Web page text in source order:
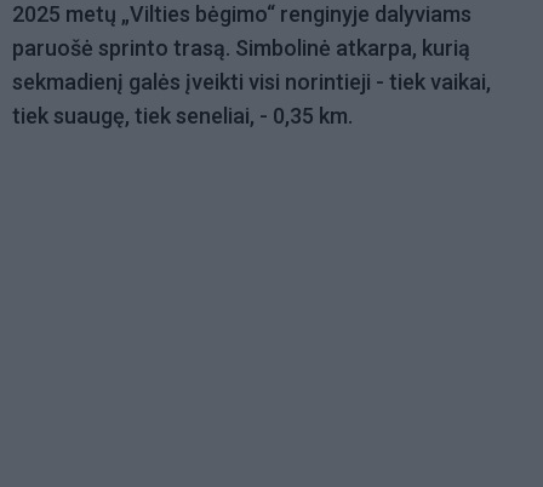
2025 metų „Vilties bėgimo“ renginyje dalyviams
paruošė sprinto trasą. Simbolinė atkarpa, kurią
sekmadienį galės įveikti visi norintieji - tiek vaikai,
tiek suaugę, tiek seneliai, - 0,35 km.